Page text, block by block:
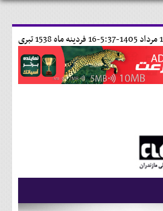
16 فردينه ماه 1538 تبری